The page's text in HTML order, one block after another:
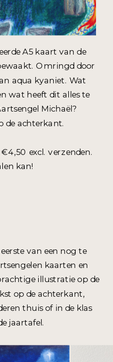
A5 kaart van de
Omringd door
aqua kyaniet. Wat
wat heeft dit alles te
Michaël?
de achterkant.
excl. verzenden.
kan!
van een nog te
kaarten en
illustratie op de
op de achterkant,
thuis of in de klas
jaartafel.